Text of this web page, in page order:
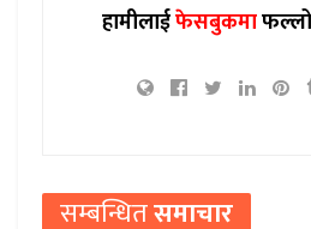
हामीलाईफेसबुकमाफल्लो
सम्बन्धितसमाचार